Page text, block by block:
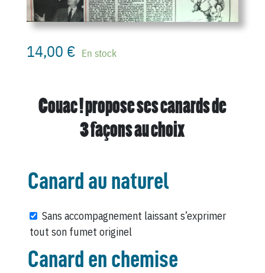
14,00 € En stock
Couac ! propose ses canards de
3 façons au choix
Canard au naturel
Sans accompagnement laissant s’exprimer
tout son fumet originel
Canard en chemise